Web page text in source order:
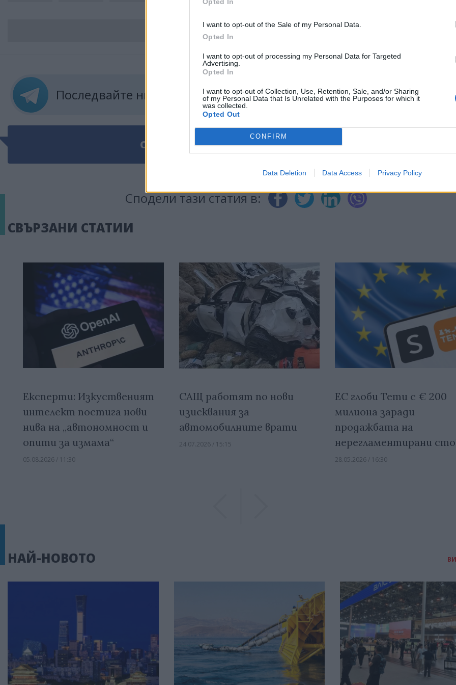
I want to opt-out of the Sale of my Personal Data.
Opted In
I want to opt-out of processing my Personal Data for Targeted
Advertising.
Opted In
I want to opt-out of Collection, Use, Retention, Sale, and/or Sharing
of my Personal Data that Is Unrelated with the Purposes for which it
was collected.
Opted Out
CONFIRM
Data Deletion Data Access Privacy Policy
ВСИЧКИ НОВИНИ »
Последвайте ни в ТЕЛЕГРАМ Последвайте ни във
ОЩЕ ПО ТЕМАТАВЪВ facebook
Сподели тази статия в:
СВЪРЗАНИ СТАТИИ
Експерти: Изкуственият
интелект постига нови
нива на „автономност и
опити за измама“
05.08.2026 / 11:30
САЩ работят по нови
изисквания за
автомобилните врати
24.07.2026 / 15:15
ЕС глоби Temu с € 200
милиона заради
продажбата на
нерегламентирани
28.05.2026 / 16:30
НАЙ-НОВОТО